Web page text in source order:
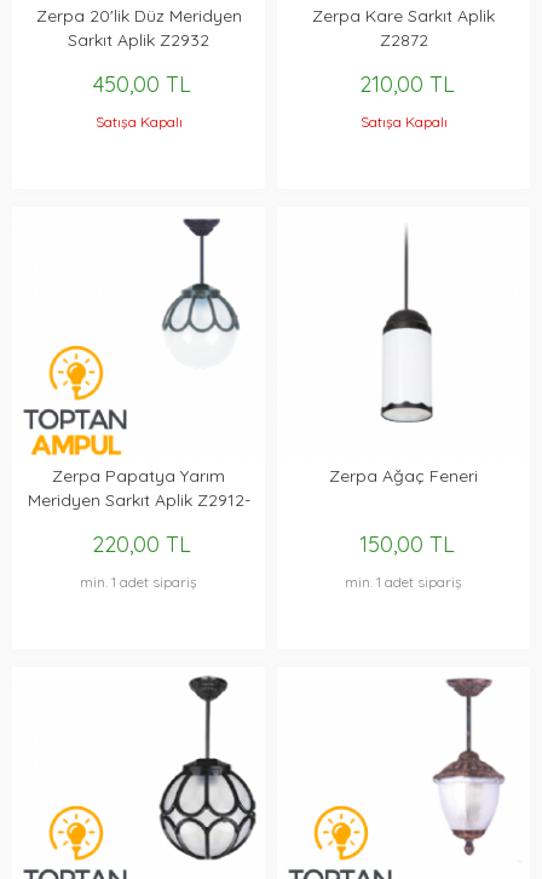
Zerpa 20'lik Düz Meridyen
Sarkıt Aplik Z2932
450,00 TL
Satışa Kapalı
Zerpa Kare Sarkıt Aplik
Z2872
210,00 TL
Satışa Kapalı
Zerpa Papatya Yarım
Meridyen Sarkıt Aplik Z2912-
220,00 TL
min. 1 adet sipariş
Zerpa Ağaç Feneri
150,00 TL
min. 1 adet sipariş